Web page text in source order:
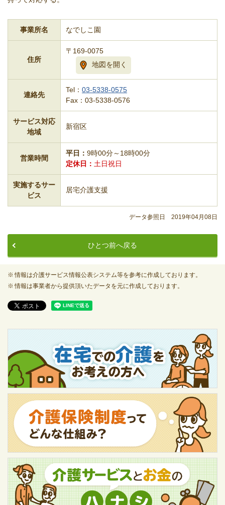
事業所名 なでしこ園
住所
〒169-0075
地図を開く
連絡先
Tel： 03-5338-0575
Fax：03-5338-0576
サービス対応
地域
新宿区
営業時間
平日
9時00分～18時00分
定休日
土日祝日
実施するサー
ビス
居宅介護支援
データ参照日 2019年04月08日
ひとつ前へ戻る
情報は介護サービス情報公表システム等を参考に作成しております。
情報は事業者から提供頂いたデータを元に作成しております。